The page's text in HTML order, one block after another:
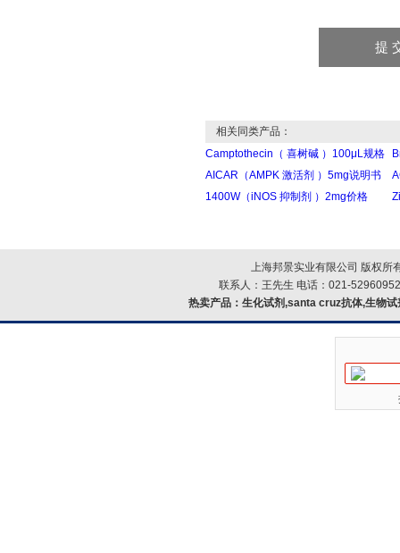
相关同类产品：
Camptothecin（ 喜树碱 ）100μL规格
AICAR（AMPK 激活剂 ）5mg说明书
1400W（iNOS 抑制剂 ）2mg价格
上海邦景实业有限公司 版权所
联系人：王先生 电话：021-
热卖产品： 生化试剂,santa cruz抗体,生物